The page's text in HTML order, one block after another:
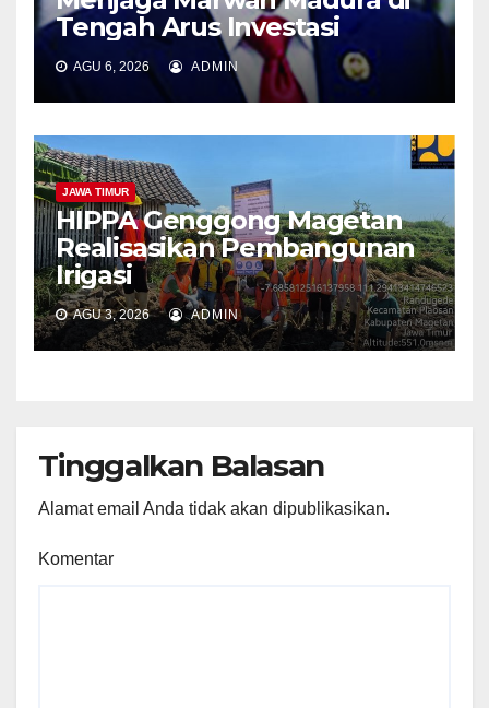
Tengah Arus Investasi
AGU 6, 2026 ADMIN
JAWA TIMUR
HIPPA Genggong Magetan
Realisasikan Pembangunan
Irigasi
AGU 3, 2026 ADMIN
Tinggalkan Balasan
Alamat email Anda tidak akan dipublikasikan.
Komentar